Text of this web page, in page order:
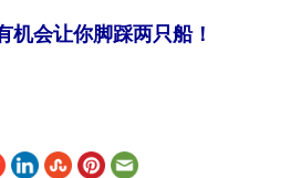
机会让你脚踩两只船！